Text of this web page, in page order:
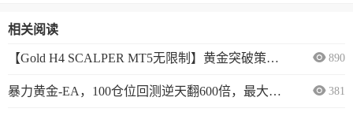
相关阅读
【Gold H4 SCALPER MT5无限制】黄金突破策略EA，收益稳健，复利惊人，每一单都是带止损的！ 890
暴力黄金-EA，100仓位回测逆天翻600倍，最大浮亏10%，运行1年多，有观摩 381